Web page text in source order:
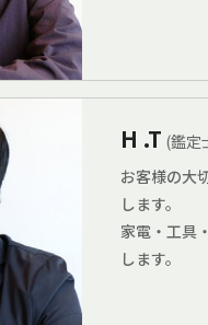
H .T (鑑定
お客様の大
します。
家電・工具
します。